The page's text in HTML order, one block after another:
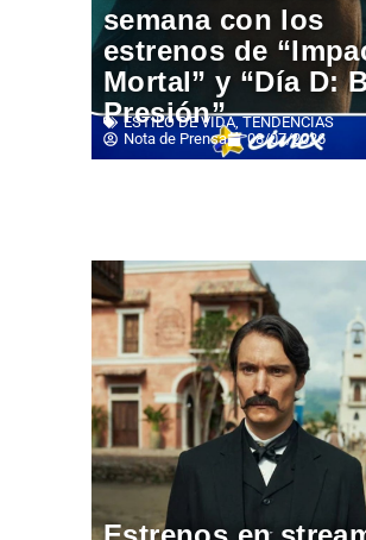
semana con los
estrenos de
Mortal” y “Día D:
Presión”
ESTILO DE VIDA,TENDENCIAS
Nota de Prensa
08/07/2026